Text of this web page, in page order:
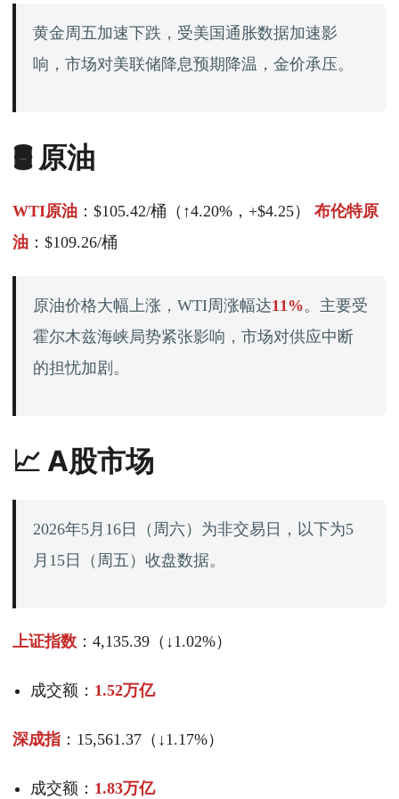
黄金周五加速下跌，受美国通胀数据加速影
响，市场对美联储降息预期降温，金价承压。
🛢️ 原油
WTI原油 ：$105.42/桶（↑4.20%，+$4.25） 布伦特原
油 ：$109.26/桶
原油价格大幅上涨，WTI周涨幅达11%。主要受
霍尔木兹海峡局势紧张影响，市场对供应中断
的担忧加剧。
📈 A股市场
2026年5月16日（周六）为非交易日，以下为5
月15日（周五）收盘数据。
上证指数 ：4,135.39（↓1.02%）
成交额： 1.52万亿
深成指 ：15,561.37（↓1.17%）
成交额： 1.83万亿